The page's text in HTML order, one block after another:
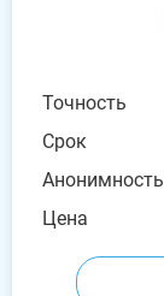
Точность
Срок
Анонимность
Цена